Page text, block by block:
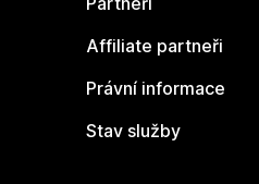
Affiliate partneři
Právní informace
Stav služby